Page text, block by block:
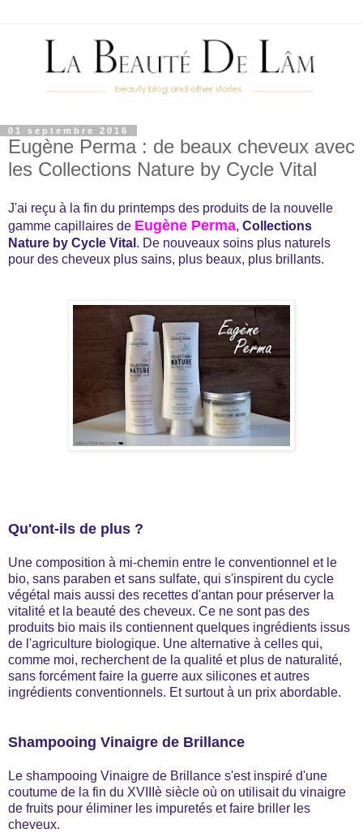
01 septembre 2016
Eugène Perma : de beaux cheveux avec
les Collections Nature by Cycle Vital
J'ai reçu à la fin du printemps des produits de la nouvelle
gamme capillaires de Eugène Perma, Collections
Nature by Cycle Vital . De nouveaux soins plus naturels
pour des cheveux plus sains, plus beaux, plus brillants.
Qu'ont-ils de plus ?
Une composition à mi-chemin entre le conventionnel et le
bio, sans paraben et sans sulfate, qui s'inspirent du cycle
végétal mais aussi des recettes d'antan pour préserver la
vitalité et la beauté des cheveux. Ce ne sont pas des
produits bio mais ils contiennent quelques ingrédients issus
de l'agriculture biologique. Une alternative à celles qui,
comme moi, recherchent de la qualité et plus de naturalité,
sans forcément faire la guerre aux silicones et autres
ingrédients conventionnels. Et surtout à un prix abordable.
Shampooing Vinaigre de Brillance
Le shampooing Vinaigre de Brillance s'est inspiré d'une
coutume de la fin du XVIIIè siècle où on utilisait du vinaigre
de fruits pour éliminer les impuretés et faire briller les
cheveux.